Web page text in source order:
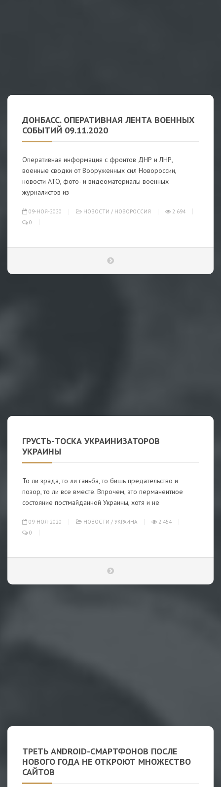
ДОНБАСС. ОПЕРАТИВНАЯ ЛЕНТА ВОЕННЫХ
СОБЫТИЙ 09.11.2020
Оперативная информация с фронтов ДНР и ЛНР,
военные сводки от Вооруженных сил Новороссии,
новости АТО, фото- и видеоматериалы военных
журналистов из
09-НОЯ-2020 НОВОСТИ / НОВОРОССИЯ
2 694
0
ГРУСТЬ-ТОСКА УКРАИНИЗАТОРОВ
УКРАИНЫ
То ли зрада, то ли ганьба, то бишь предательство и
позор, то ли все вместе. Впрочем, это перманентное
состояние постмайданной Украины, хотя и не
09-НОЯ-2020 НОВОСТИ / УКРАИНА
2 454
0
ТРЕТЬ ANDROID-СМАРТФОНОВ ПОСЛЕ
НОВОГО ГОДА НЕ ОТКРОЮТ МНОЖЕСТВО
САЙТОВ